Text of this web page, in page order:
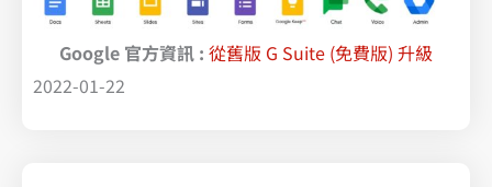
Google 官方資訊 : 從舊版 G Suite (免費版) 升級
2022-01-22